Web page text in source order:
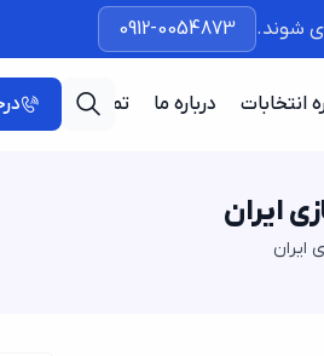
شوند. 0912-0054873
انتخابات درباره ما تماس با ما
ایران
ایران